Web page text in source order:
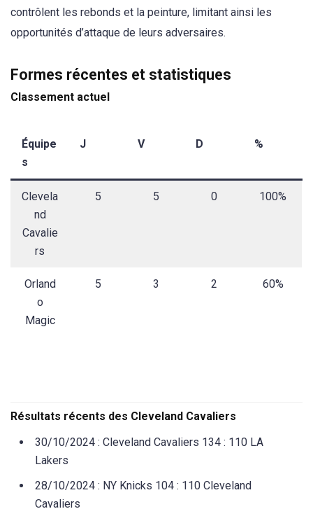
contrôlent les rebonds et la peinture, limitant ainsi les
opportunités d’attaque de leurs adversaires.
Formes récentes et statistiques
Classement actuel
Équipe
s
J V D %
Clevela
nd
Cavalie
rs
5 5 0 100%
Orland
o
Magic
5 3 2 60%
Résultats récents des Cleveland Cavaliers
30/10/2024 : Cleveland Cavaliers 134 : 110 LA
Lakers
28/10/2024 : NY Knicks 104 : 110 Cleveland
Cavaliers